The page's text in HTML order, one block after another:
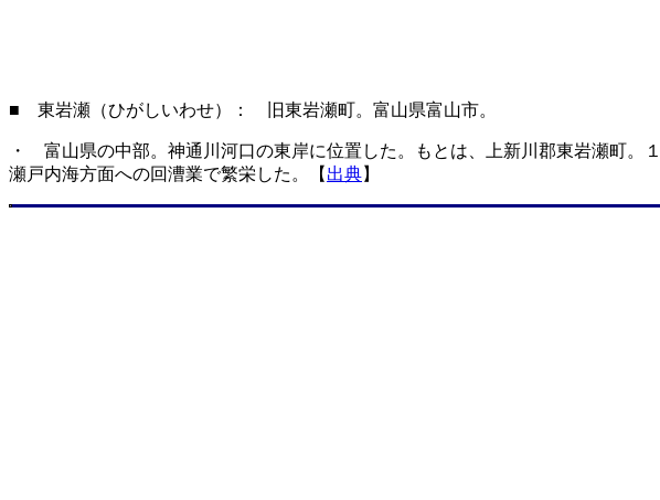
■ 東岩瀬（ひがしいわせ）： 旧東岩瀬町。富山県富山市。
・ 富山県の中部。神通川河口の東岸に位置した。もとは、上新川郡東岩瀬町。
瀬戸内海方面への回漕業で繁栄した。【 出典】